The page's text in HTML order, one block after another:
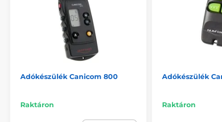
Adókészülék Canicom 800
Raktáron
Adókészülék
Raktáron